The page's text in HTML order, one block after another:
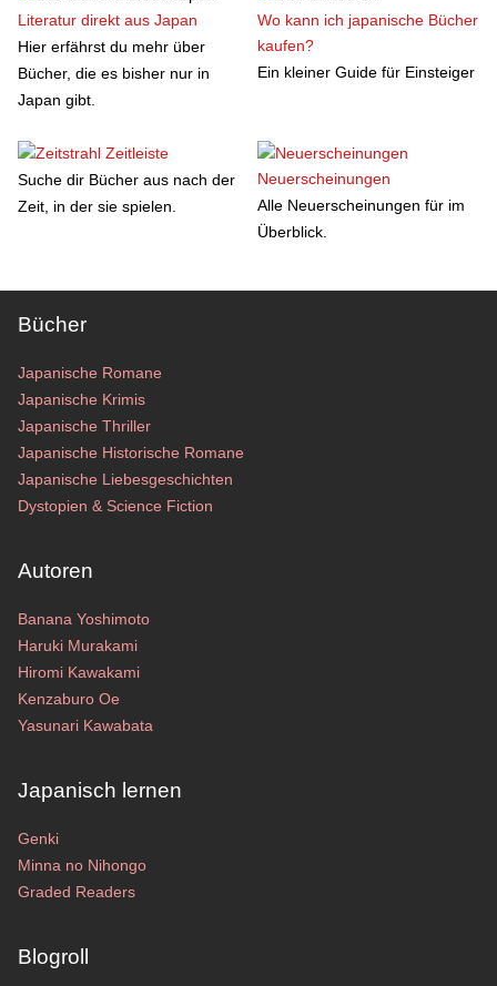
Literatur direkt aus Japan
Hier erfährst du mehr über
Bücher, die es bisher nur in
Japan gibt.
Wo kann ich japanische Bücher
kaufen?
Ein kleiner Guide für Einsteiger
Zeitleiste
Suche dir Bücher aus nach der
Zeit, in der sie spielen.
Neuerscheinungen
Alle Neuerscheinungen für im
Überblick.
Bücher
Japanische Romane
Japanische Krimis
Japanische Thriller
Japanische Historische Romane
Japanische Liebesgeschichten
Dystopien & Science Fiction
Autoren
Banana Yoshimoto
Haruki Murakami
Hiromi Kawakami
Kenzaburo Oe
Yasunari Kawabata
Japanisch lernen
Genki
Minna no Nihongo
Graded Readers
Blogroll